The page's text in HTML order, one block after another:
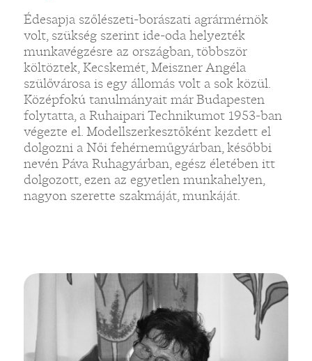
Édesapja szőlészeti-borászati agrármérnök
volt, szükség szerint ide-oda helyezték
munkavégzésre az országban, többször
költöztek, Kecskemét, Meiszner Angéla
szülővárosa is egy állomás volt a sok közül.
Középfokú tanulmányait már Budapesten
folytatta, a Ruhaipari Technikumot 1953-ban
végezte el. Modellszerkesztőként kezdett el
dolgozni a Női fehérneműgyárban, későbbi
nevén Páva Ruhagyárban, egész életében itt
dolgozott, ezen az egyetlen munkahelyen,
nagyon szerette szakmáját, munkáját.